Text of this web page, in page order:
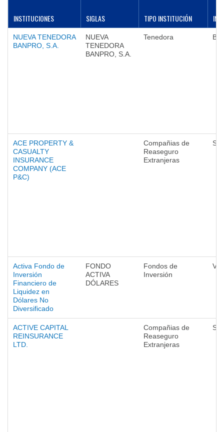
INSTITUCIONES SIGLAS TIPO INSTITUCIÓN
NUEVA TENEDORA
BANPRO, S.A.
NUEVA
TENEDORA
BANPRO, S.A.
Tenedora
ACE PROPERTY &
CASUALTY
INSURANCE
COMPANY (ACE
P&C)
Compañias de
Reaseguro
Extranjeras
Activa Fondo de
Inversión
Financiero de
Liquidez en
Dólares No
Diversificado
FONDO
ACTIVA
DÓLARES
Fondos de
Inversión
ACTIVE CAPITAL
REINSURANCE
LTD.
Compañias de
Reaseguro
Extranjeras